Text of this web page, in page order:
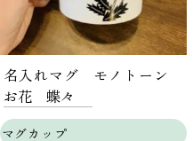
名入れマグ モノトーン
お花 蝶々
マグカップ